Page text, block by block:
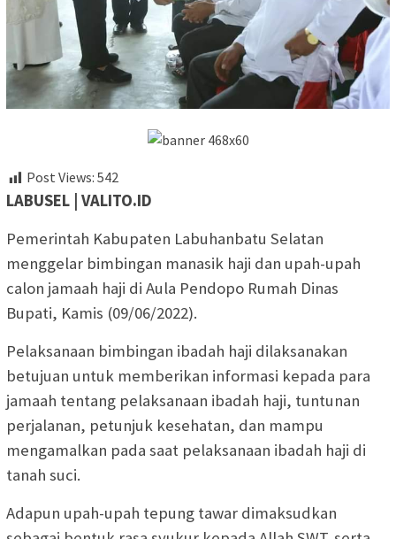
Post Views: 542
LABUSEL | VALITO.ID
Pemerintah Kabupaten Labuhanbatu Selatan
menggelar bimbingan manasik haji dan upah-upah
calon jamaah haji di Aula Pendopo Rumah Dinas
Bupati, Kamis (09/06/2022).
Pelaksanaan bimbingan ibadah haji dilaksanakan
betujuan untuk memberikan informasi kepada para
jamaah tentang pelaksanaan ibadah haji, tuntunan
perjalanan, petunjuk kesehatan, dan mampu
mengamalkan pada saat pelaksanaan ibadah haji di
tanah suci.
Adapun upah-upah tepung tawar dimaksudkan